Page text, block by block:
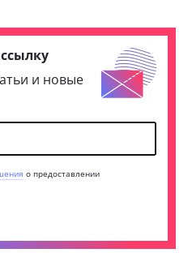
и новые
о предоставлении